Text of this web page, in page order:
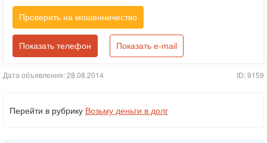
Проверить на мошенничество
Показать телефон Показать e-mail
Дата объявления: 28.08.2014 ID: 9159
Перейти в рубрику Возьму деньги в долг